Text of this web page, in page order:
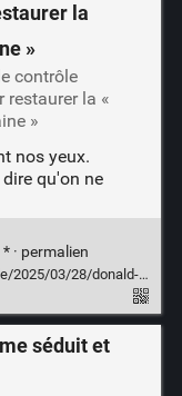
la
»
contrôle
restaurer la «
»
nos yeux.
qu'on ne
· permalien
la-verite-dans-l-histoire-americaine_6587248_3210.html
séduit et